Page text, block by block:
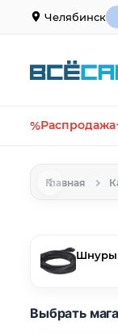
Челябинск
%Распродажа
Главная
Шнуры
Выбрать